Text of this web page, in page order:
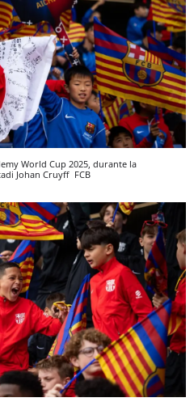
World Cup 2025, durante la
Johan Cruyff FCB